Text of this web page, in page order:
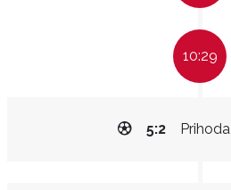
10:29
5:2